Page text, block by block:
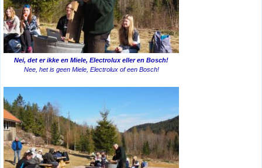
Nei, det er ikke en Miele, Electrolux eller en Bosch!
Nee, het is geen Miele, Electrolux of een Bosch!